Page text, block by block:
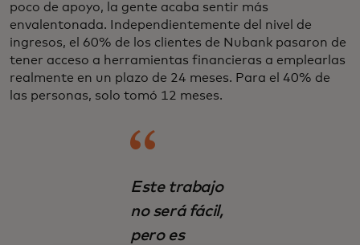
poco de apoyo, la gente acaba sentir más
envalentonada. Independientemente del nivel de
ingresos, el 60% de los clientes de Nubank pasaron de
tener acceso a herramientas financieras a emplearlas
realmente en un plazo de 24 meses. Para el 40% de
las personas, solo tomó 12 meses.
Este trabajo
no será fácil,
pero es